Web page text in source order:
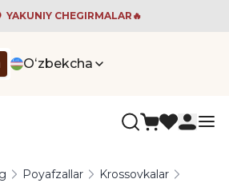
YAKUNIY CHEGIRMALAR🔥
Oʻzbekcha
Poyafzallar
Krossovkalar